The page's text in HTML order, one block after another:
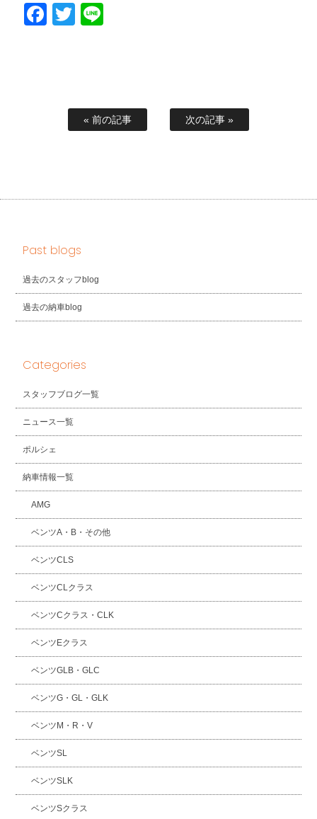
Facebook
Twitter
Line
« 前の記事 次の記事 »
Past blogs
過去のスタッフblog
過去の納車blog
Categories
スタッフブログ一覧
ニュース一覧
ポルシェ
納車情報一覧
AMG
ベンツA・B・その他
ベンツCLS
ベンツCLクラス
ベンツCクラス・CLK
ベンツEクラス
ベンツGLB・GLC
ベンツG・GL・GLK
ベンツM・R・V
ベンツSL
ベンツSLK
ベンツSクラス